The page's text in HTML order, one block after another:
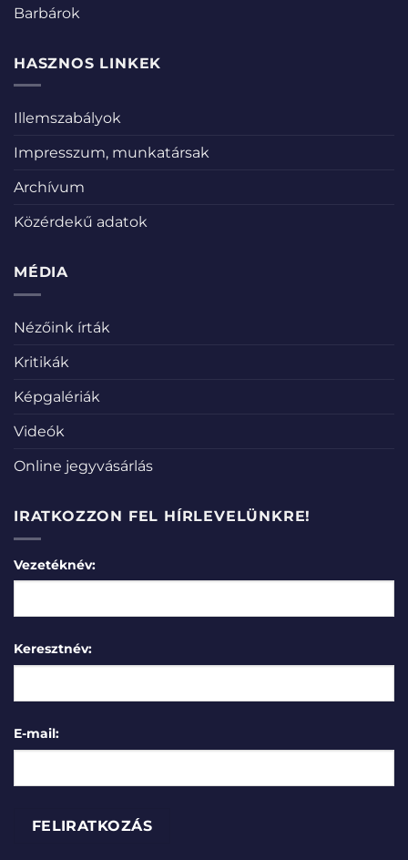
Barbárok
HASZNOS LINKEK
Illemszabályok
Impresszum, munkatársak
Archívum
Közérdekű adatok
MÉDIA
Nézőink írták
Kritikák
Képgalériák
Videók
Online jegyvásárlás
IRATKOZZON FEL HÍRLEVELÜNKRE!
Vezetéknév:
Keresztnév:
E-mail: